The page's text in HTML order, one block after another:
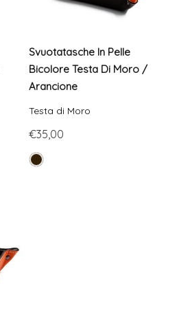
Svuotatasche In Pelle
Bicolore Testa Di Moro /
Arancione
Testa di Moro
€35,00